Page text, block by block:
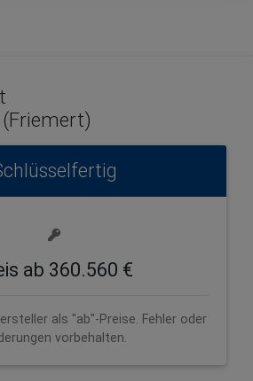
ab 360.560 €
als "ab"-Preise. Fehler oder
vorbehalten.